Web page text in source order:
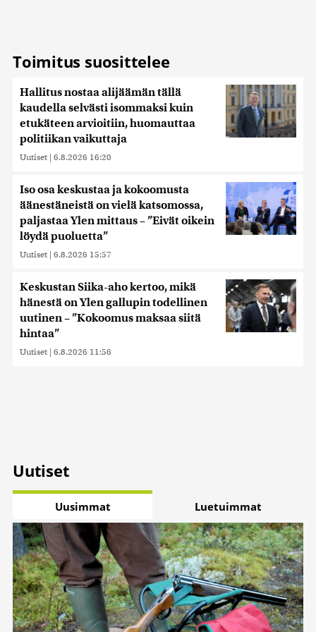
Toimitus suosittelee
Hallitus nostaa alijäämän tällä
kaudella selvästi isommaksi kuin
etukäteen arvioitiin, huomauttaa
politiikan vaikuttaja
Uutiset | 6.8.2026 16:20
Iso osa keskustaa ja kokoomusta
äänestäneistä on vielä katsomossa,
paljastaa Ylen mittaus – ”Eivät oikein
löydä puoluetta”
Uutiset | 6.8.2026 15:57
Keskustan Siika-aho kertoo, mikä
hänestä on Ylen gallupin todellinen
uutinen – ”Kokoomus maksaa siitä
hintaa”
Uutiset | 6.8.2026 11:56
Uutiset
Uusimmat Luetuimmat